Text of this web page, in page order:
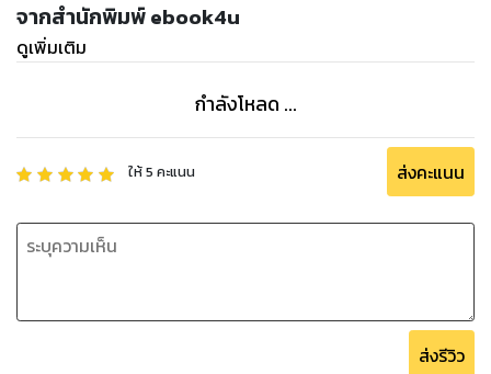
จากสำนักพิมพ์ ebook4u
ดูเพิ่มเติม
กำลังโหลด ...
ให้5 คะแนน ส่งคะแนน
ส่งรีวิว